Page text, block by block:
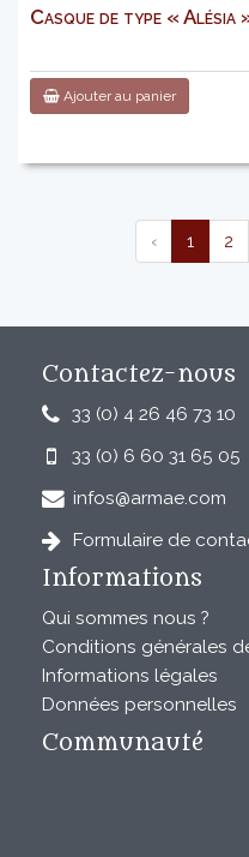
Casque de type « Alésia
Ajouter au panier
‹ 1 2
Contactez-nous
33 (0) 4 26 46 73 10
33 (0) 6 60 31 65 05
infos@armae.com
Formulaire de
Informations
Qui sommes nous ?
Conditions générales
Informations légales
Données personnelles
Communauté